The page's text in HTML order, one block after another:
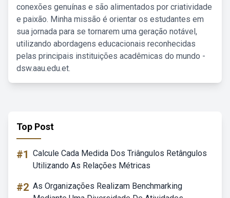
conexões genuínas e são alimentados por criatividade
e paixão. Minha missão é orientar os estudantes em
sua jornada para se tornarem uma geração notável,
utilizando abordagens educacionais reconhecidas
pelas principais instituições acadêmicas do mundo -
dsw.aau.edu.et.
Top Post
#1 Calcule Cada Medida Dos Triângulos Retângulos
Utilizando As Relações Métricas
#2 As Organizações Realizam Benchmarking